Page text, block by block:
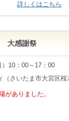
詳しくはこちら
大感謝祭
10：00～17：00
さいたま市大宮区桜
がありました。